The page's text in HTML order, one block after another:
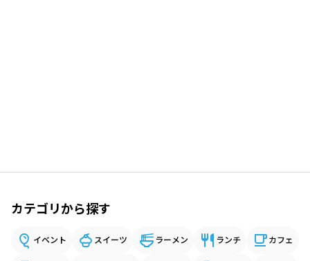
カテゴリから探す
イベント スイーツ ラーメン ランチ カフェ